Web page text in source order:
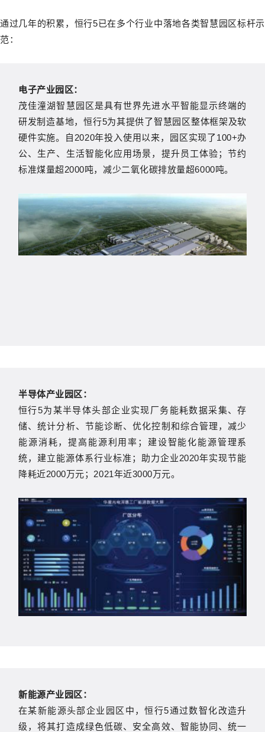
通过几年的积累，恒行5已在多个行业中落地各类智慧园区标杆示
范：
电子产业园区：
茂佳潼湖智慧园区是具有世界先进水平智能显示终端的
研发制造基地，恒行5为其提供了智慧园区整体框架及软
硬件实施。自2020年投入使用以来，园区实现了100+办
公、生产、生活智能化应用场景，提升员工体验；节约
标准煤量超2000吨，减少二氧化碳排放量超6000吨。
半导体产业园区：
恒行5为某半导体头部企业实现厂务能耗数据采集、存
储、统计分析、节能诊断、优化控制和综合管理，减少
能源消耗，提高能源利用率；建设智能化能源管理系
统，建立能源体系行业标准；助力企业2020年实现节能
降耗近2000万元；2021年近3000万元。
新能源产业园区：
在某新能源头部企业园区中，恒行5通过数智化改造升
级，将其打造成绿色低碳、安全高效、智能协同、统一